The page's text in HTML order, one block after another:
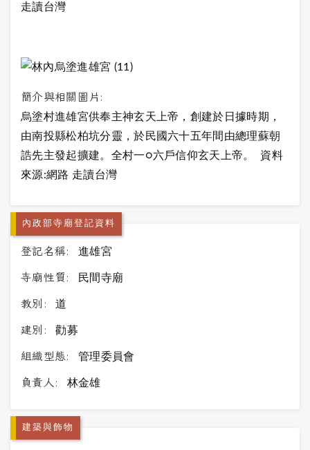
走讀台灣
簡介與相關圖片:
烏塗村進雄宮供奉主神玄天上帝，創建於日據時期，
由南投縣松柏坑分靈，於民國六十五年間由總理蘇朝
誥先主發起擴建。全村一○六戶信仰玄天上帝。 資料
來源:網路 走讀台灣
內政部寺廟登記資料
登記名稱: 進雄宮
寺廟性質: 民間寺廟
教別: 道
建別: 勸募
組織型態: 管理委員會
負責人: 林金雄
建築與飾物